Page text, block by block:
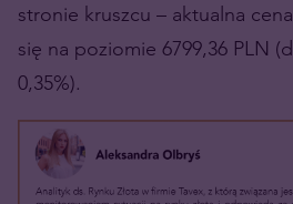
stronie kruszcu – aktualna
się na poziomie 6799,36 PLN
0,35%).